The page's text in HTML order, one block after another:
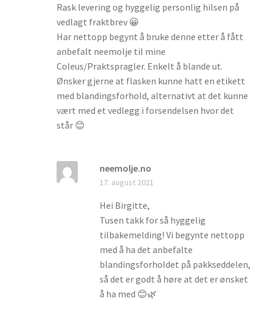
Rask levering og hyggelig personlig hilsen på
vedlagt fraktbrev 😀
Har nettopp begynt å bruke denne etter å fått
anbefalt neemolje til mine
Coleus/Praktspragler. Enkelt å blande ut.
Ønsker gjerne at flasken kunne hatt en etikett
med blandingsforhold, alternativt at det kunne
vært med et vedlegg i forsendelsen hvor det
står 😊
neemolje.no
17. august 2021
Hei Birgitte,
Tusen takk for så hyggelig
tilbakemelding! Vi begynte nettopp
med å ha det anbefalte
blandingsforholdet på pakkseddelen,
så det er godt å høre at det er ønsket
å ha med 😊🌿